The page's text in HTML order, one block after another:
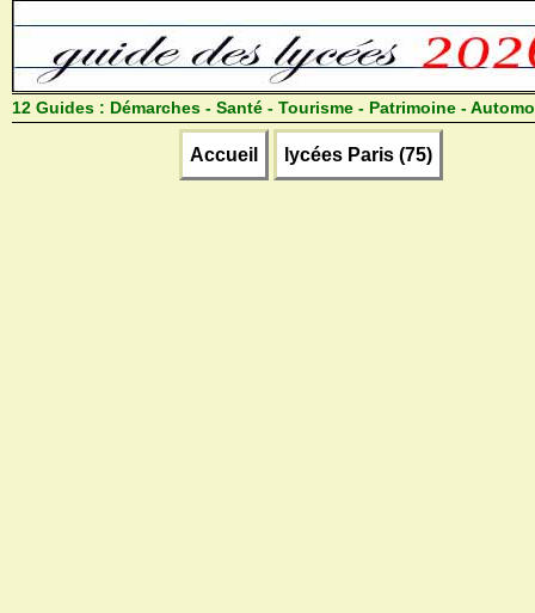
12 Guides : Démarches - Santé - Tourisme - Patrimoine -
Accueil lycées Paris (75)